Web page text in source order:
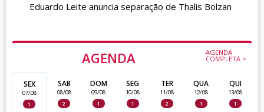
AGENDA AGENDA
COMPLETA >
SEX
07/08
1
SAB
08/08
2
DOM
09/08
1
SEG
10/08
1
TER
11/08
2
QUA
12/08
1
QUI
13/08
1
Eduardo Leite anuncia separação de Thalis Bolzan